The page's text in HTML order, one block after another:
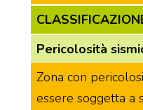
Pericolosità
Zona con
essere soggetta a